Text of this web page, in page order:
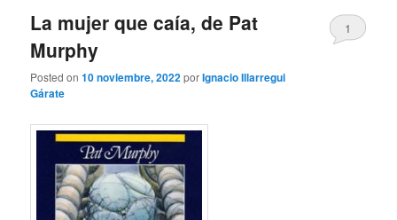
La mujer que caía, de Pat
Murphy
Posted on10 noviembre, 2022porIgnacio Illarregui
Gárate
1